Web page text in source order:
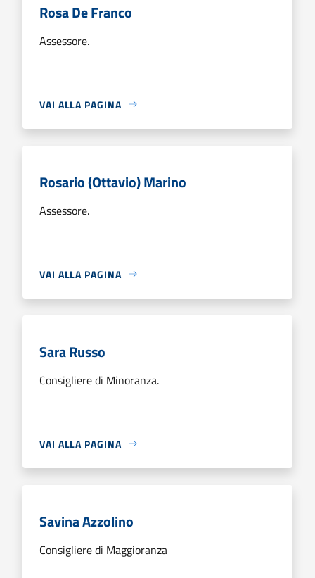
Rosa De Franco
Assessore.
VAI ALLA PAGINA
Rosario (Ottavio) Marino
Assessore.
VAI ALLA PAGINA
Sara Russo
Consigliere di Minoranza.
VAI ALLA PAGINA
Savina Azzolino
Consigliere di Maggioranza